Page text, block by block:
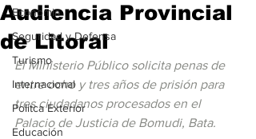
Economia
Seguridad y Defensa
Turismo
Internacional
Politca Exterior
Educación
Audiencia Provincial
de Litoral
El Ministerio Público solicita penas de
entre ocho y tres años de prisión para
tres ciudadanos procesados en el
Palacio de Justicia de Bomudi, Bata.